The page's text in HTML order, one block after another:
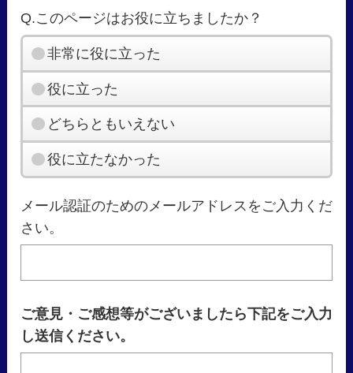
Q.このページはお役に立ちましたか？
非常に役に立った
役に立った
どちらともいえない
役に立たなかった
メール認証のためのメールアドレスをご入力くだ
さい。
ご意見・ご感想等がございましたら下記をご入力
し送信ください。